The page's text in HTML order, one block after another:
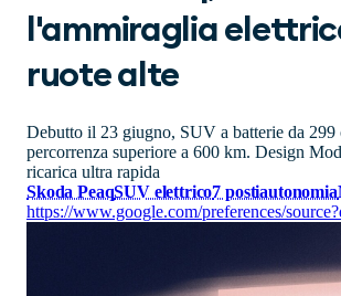
l'ammiraglia
ruote alte
Debutto il 23 giugno, SUV a batterie da 299
percorrenza superiore a 600 km. Design
ricarica ultra rapida
Skoda PeaqSUV elettrico7 postiautonomia
https://www.google.com/preferences/